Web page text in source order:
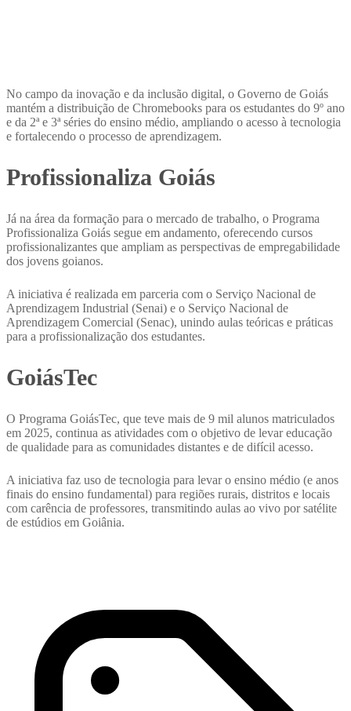
No campo da inovação e da inclusão digital, o Governo de Goiás
mantém a distribuição de Chromebooks para os estudantes do 9º ano
e da 2ª e 3ª séries do ensino médio, ampliando o acesso à tecnologia
e fortalecendo o processo de aprendizagem.
Profissionaliza Goiás
Já na área da formação para o mercado de trabalho, o Programa
Profissionaliza Goiás segue em andamento, oferecendo cursos
profissionalizantes que ampliam as perspectivas de empregabilidade
dos jovens goianos.
A iniciativa é realizada em parceria com o Serviço Nacional de
Aprendizagem Industrial (Senai) e o Serviço Nacional de
Aprendizagem Comercial (Senac), unindo aulas teóricas e práticas
para a profissionalização dos estudantes.
GoiásTec
O Programa GoiásTec, que teve mais de 9 mil alunos matriculados
em 2025, continua as atividades com o objetivo de levar educação
de qualidade para as comunidades distantes e de difícil acesso.
A iniciativa faz uso de tecnologia para levar o ensino médio (e anos
finais do ensino fundamental) para regiões rurais, distritos e locais
com carência de professores, transmitindo aulas ao vivo por satélite
de estúdios em Goiânia.